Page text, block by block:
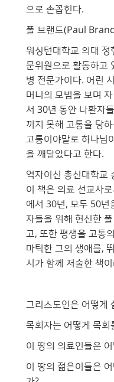
으로 손꼽힌다.
폴 브랜드(Paul
워싱턴대학교 의대
문위원으로 활동하고
병 전문가이다. 어린
머니의 모범을 보며
서 30년 동안 나환자
끼지 못해 고통을 당
고통이야말로 하나님
을 깨달았다고 한다.
역자이신 총신대학교
이 책은 의료 선교사
에서 30년, 모두 50년
자들을 위해 헌신한
고, 또한 평생을 고통
마틱한 그의 생애를,
시가 함께 저술한 책
그리스도인은 어떻게
목회자는 어떻게 목회
이 땅의 의료인들은
이 땅의 젊은이들은